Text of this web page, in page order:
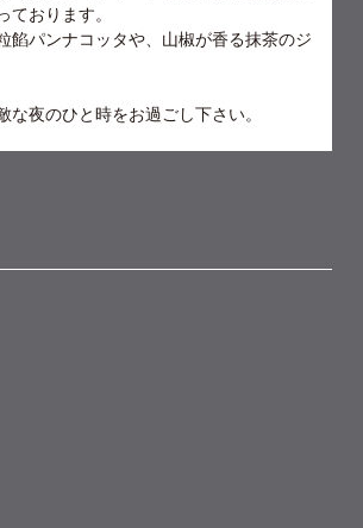
ております。
餡パンナコッタや、山椒が香る抹茶のジ
な夜のひと時をお過ごし下さい。